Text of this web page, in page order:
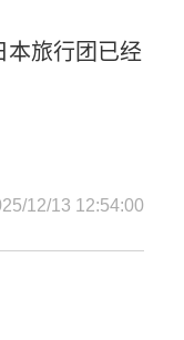
本旅行团已经
12/13 12:54:00